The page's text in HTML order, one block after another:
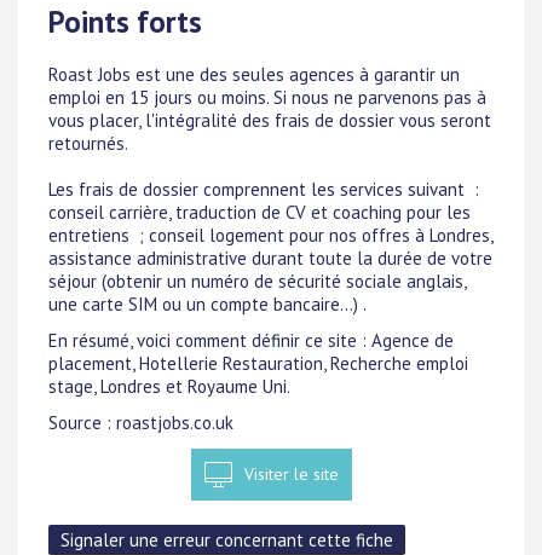
Points forts
Roast Jobs est une des seules agences à garantir un
emploi en 15 jours ou moins. Si nous ne parvenons pas à
vous placer, l'intégralité des frais de dossier vous seront
retournés.
Les frais de dossier comprennent les services suivant :
conseil carrière, traduction de CV et coaching pour les
entretiens ; conseil logement pour nos offres à Londres,
assistance administrative durant toute la durée de votre
séjour (obtenir un numéro de sécurité sociale anglais,
une carte SIM ou un compte bancaire...) .
En résumé, voici comment définir ce site : Agence de
placement, Hotellerie Restauration, Recherche emploi
stage, Londres et Royaume Uni.
Source : roastjobs.co.uk
Visiter le site